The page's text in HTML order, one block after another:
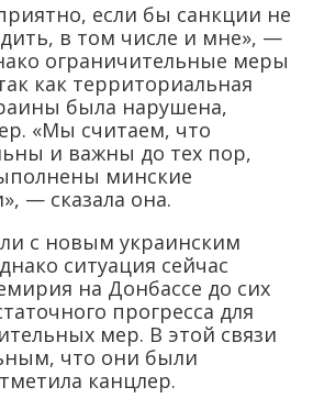
если бы санкции не
в том числе и мне», —
ограничительные меры
как территориальная
была нарушена,
«Мы считаем, что
и важны до тех пор,
минские
— сказала она.
с новым украинским
ситуация сейчас
на Донбассе до сих
прогресса для
мер. В этой связи
что они были
канцлер.